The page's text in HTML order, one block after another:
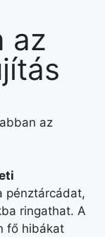
az
az
pénztárcádat,
ringathat. A
fő hibákat